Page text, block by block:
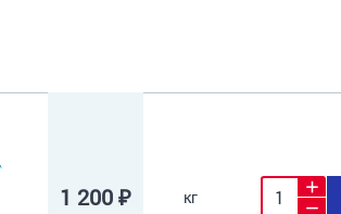
1 200 ₽ кг